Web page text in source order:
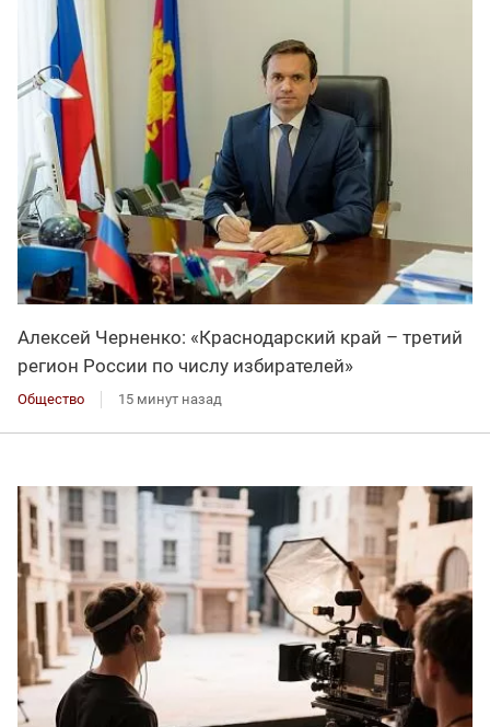
Алексей Черненко: «Краснодарский край – третий
регион России по числу избирателей»
Общество 15 минут назад